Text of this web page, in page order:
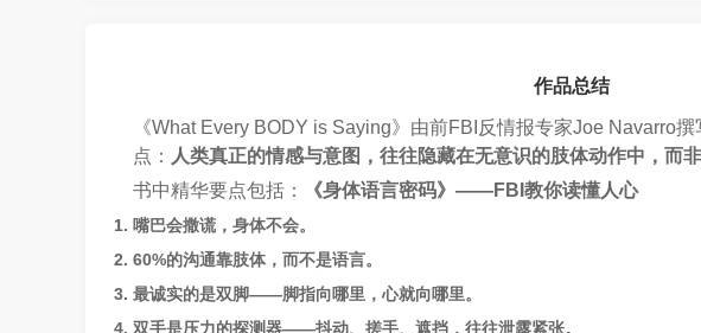
作品总结
《What Every BODY is Saying》由前FBI反情报专家Joe Navarro
点： 人类真正的情感与意图，往往隐藏在无意识的肢体动作中，而
书中精华要点包括：
《身体语言密码》——FBI教你读懂人心
嘴巴会撒谎，身体不会。
60%的沟通靠肢体，而不是语言。
最诚实的是双脚——脚指向哪里，心就向哪里。
双手是压力的探测器——抖动、搓手、遮挡，往往泄露紧张。